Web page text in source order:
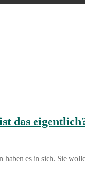
das
haben es in sich. Sie